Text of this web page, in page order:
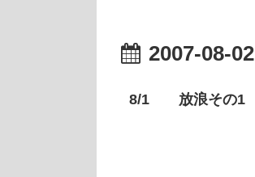
2007-08-02
8/1 放浪その1